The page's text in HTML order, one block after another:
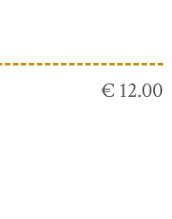
€ 12.00